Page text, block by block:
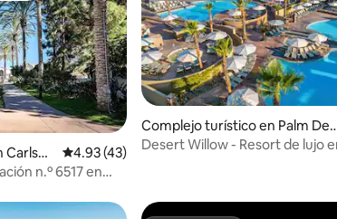
reseñas
Calificación promedio: 4.93 de 5, 43 reseñas
4.93 (43)
n.º 6517 en
Complejo turístico en Palm Des
ert
Desert Willow - Resort de lujo